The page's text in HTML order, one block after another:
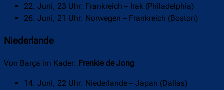
22. Juni, 23 Uhr: Frankreich – Irak (Philadelphia)
26. Juni, 21 Uhr: Norwegen – Frankreich (Boston)
Niederlande
Von Barça im Kader: Frenkie de Jong
14. Juni, 22 Uhr: Niederlande – Japan (Dallas)